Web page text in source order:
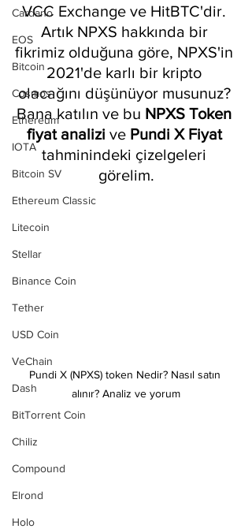
Cardano
EOS
Bitcoin
Cosmos
Ethereum
IOTA
Bitcoin SV
Ethereum Classic
Litecoin
Stellar
Binance Coin
Tether
USD Coin
VeChain
Dash
BitTorrent Coin
Chiliz
Compound
Elrond
Holo
VCC Exchange ve HitBTC'dir.
Artık NPXS hakkında bir
fikrimiz olduğuna göre, NPXS'in
2021'de karlı bir kripto
olacağını düşünüyor musunuz?
Bana katılın ve bu NPXS Token
fiyat analizi ve Pundi X Fiyat
tahminindeki çizelgeleri
görelim.
Pundi X (NPXS) token Nedir? Nasıl satın
alınır? Analiz ve yorum